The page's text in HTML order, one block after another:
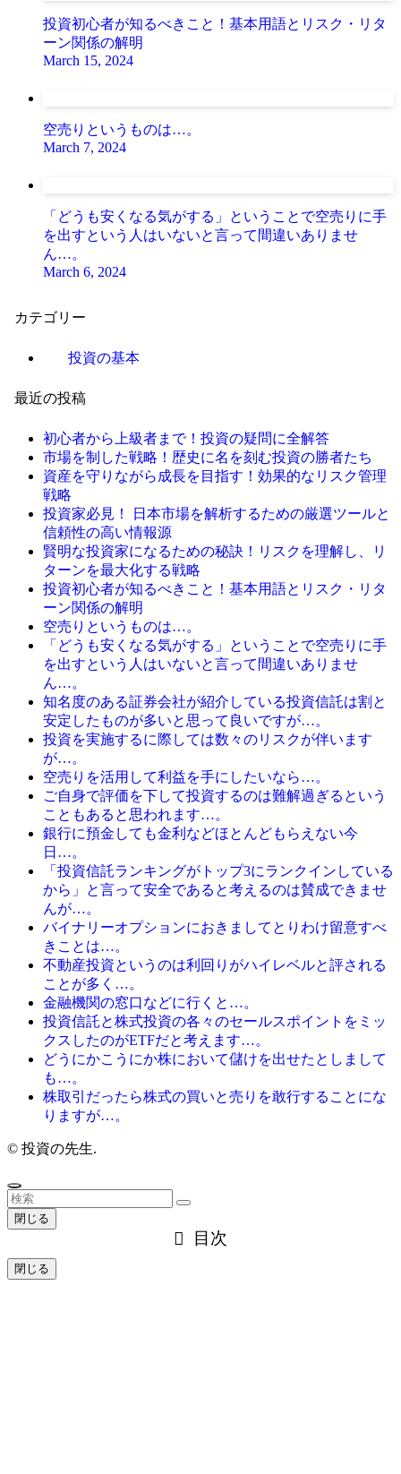
投資初心者が知るべきこと！基本用語とリスク・リタ
ーン関係の解明
March 15, 2024
空売りというものは…。
March 7, 2024
「どうも安くなる気がする」ということで空売りに手
を出すという人はいないと言って間違いありませ
ん…。
March 6, 2024
カテゴリー
投資の基本
最近の投稿
初心者から上級者まで！投資の疑問に全解答
市場を制した戦略！歴史に名を刻む投資の勝者たち
資産を守りながら成長を目指す！効果的なリスク管理
戦略
投資家必見！ 日本市場を解析するための厳選ツールと
信頼性の高い情報源
賢明な投資家になるための秘訣！リスクを理解し、リ
ターンを最大化する戦略
投資初心者が知るべきこと！基本用語とリスク・リタ
ーン関係の解明
空売りというものは…。
「どうも安くなる気がする」ということで空売りに手
を出すという人はいないと言って間違いありませ
ん…。
知名度のある証券会社が紹介している投資信託は割と
安定したものが多いと思って良いですが…。
投資を実施するに際しては数々のリスクが伴います
が…。
空売りを活用して利益を手にしたいなら…。
ご自身で評価を下して投資するのは難解過ぎるという
こともあると思われます…。
銀行に預金しても金利などほとんどもらえない今
日…。
「投資信託ランキングがトップ3にランクインしている
から」と言って安全であると考えるのは賛成できませ
んが…。
バイナリーオプションにおきましてとりわけ留意すべ
きことは…。
不動産投資というのは利回りがハイレベルと評される
ことが多く…。
金融機関の窓口などに行くと…。
投資信託と株式投資の各々のセールスポイントをミッ
クスしたのがETFだと考えます…。
どうにかこうにか株において儲けを出せたとしまして
も…。
株取引だったら株式の買いと売りを敢行することにな
りますが…。
© 投資の先生.
閉じる
目次
閉じる